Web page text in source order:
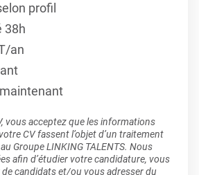
profil
38h
an
vous acceptez que les informations
CV fassent l’objet d’un traitement
Groupe LINKING TALENTS. Nous
afin d’étudier votre candidature, vous
candidats et/ou vous adresser du